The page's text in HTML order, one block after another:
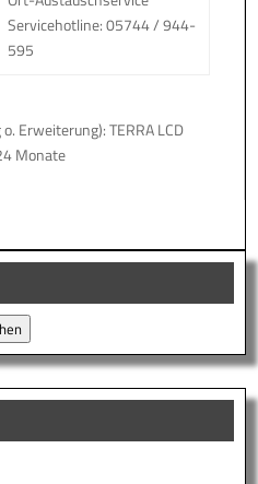
Servicehotline: 05744 / 944-
595
Erweiterung): TERRA LCD
Monate